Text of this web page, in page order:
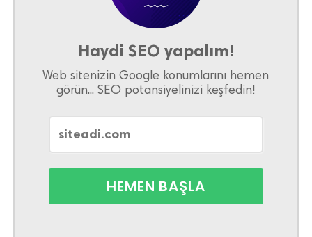
Haydi SEO yapalım!
Web sitenizin Google konumlarını hemen
görün... SEO potansiyelinizi keşfedin!